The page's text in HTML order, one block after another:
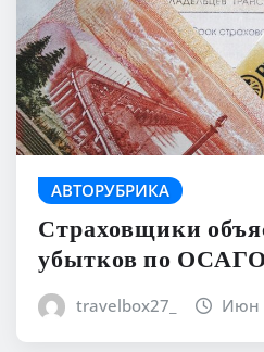
АВТОРУБРИКА
Страховщики
убытков по
travelbox27_ Июн